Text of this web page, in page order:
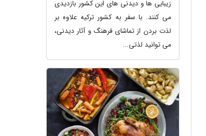
زیبایی ها و دیدنی های این کشور بازدیدی
می کنند. با سفر به کشور ترکیه علاوه بر
لذت بردن از تماشای فرهنگ و آثار دیدنی،
می توانید لذتی...